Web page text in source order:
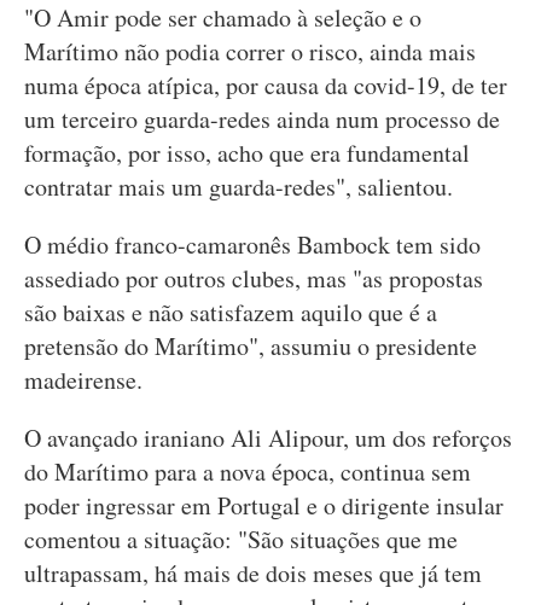
"O Amir pode ser chamado à seleção e o
Marítimo não podia correr o risco, ainda mais
numa época atípica, por causa da covid-19, de ter
um terceiro guarda-redes ainda num processo de
formação, por isso, acho que era fundamental
contratar mais um guarda-redes", salientou.
O médio franco-camaronês Bambock tem sido
assediado por outros clubes, mas "as propostas
são baixas e não satisfazem aquilo que é a
pretensão do Marítimo", assumiu o presidente
madeirense.
O avançado iraniano Ali Alipour, um dos reforços
do Marítimo para a nova época, continua sem
poder ingressar em Portugal e o dirigente insular
comentou a situação: "São situações que me
ultrapassam, há mais de dois meses que já tem